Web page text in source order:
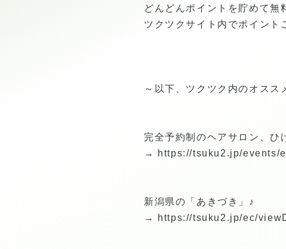
どんどんポイントを貯めて無
ツクツクサイト内でポイント
～以下、ツクツク内のオスス
完全予約制のヘアサロン、ひ
→
https://tsuku2.jp/events/
新潟県の「あきづき」♪
→
https://tsuku2.jp/ec/